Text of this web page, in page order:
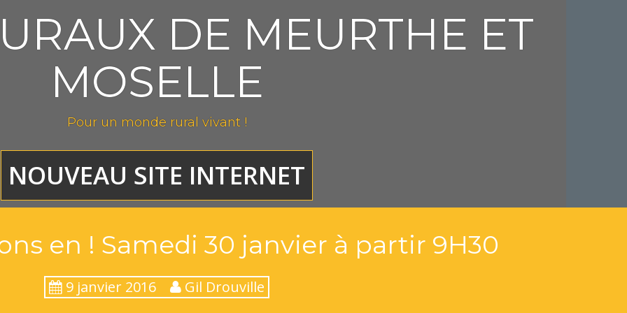
DE MEURTHE ET
MOSELLE
Pour un monde rural vivant !
NOUVEAU SITE INTERNET
en ! Samedi 30 janvier à partir 9H30
9 janvier 2016 Gil Drouville